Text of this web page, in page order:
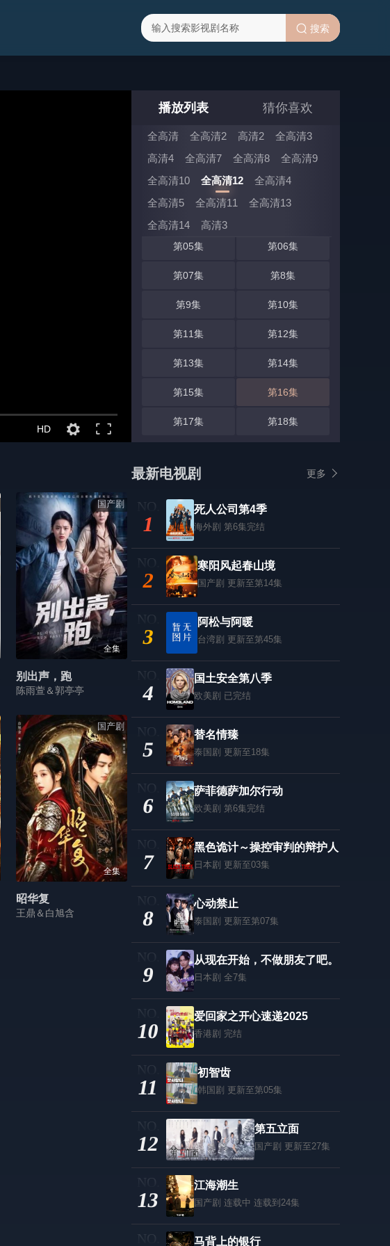
搜索
HD
播放列表 猜你喜欢
全高清 全高清2 高清2
全高清3
高清4
全高清7 全高清8
全高清9
全高清10
全高清12
全高清4
全高清5
全高清11
全高清13
全高清14
高清3
全高清12 选集 (共18集)
第01集 第02集
第05集 第06集
第07集 第8集
第9集 第10集
第11集 第12集
第13集 第14集
第15集 第16集
第17集 第18集
国产剧
全集
别出声，跑
陈雨萱＆郭亭亭
国产剧
全集
昭华复
王鼎＆白旭含
最新电视剧 更多
1
死人公司第4季
海外剧 第6集完结
2
寒阳风起春山境
国产剧 更新至第14集
3
阿松与阿暖
台湾剧 更新至第45集
4
国土安全第八季
欧美剧 已完结
5
替名情臻
泰国剧 更新至18集
6
萨菲德萨加尔行动
欧美剧 第6集完结
7
黑色诡计～操控审判的辩护人
日本剧 更新至03集
8
心动禁止
泰国剧 更新至第07集
9
从现在开始，不做朋友了吧。
日本剧 全7集
10
爱回家之开心速递2025
香港剧 完结
11
初智齿
韩国剧 更新至第05集
12
第五立面
国产剧 更新至27集
13
江海潮生
国产剧 连载中 连载到24集
马背上的银行